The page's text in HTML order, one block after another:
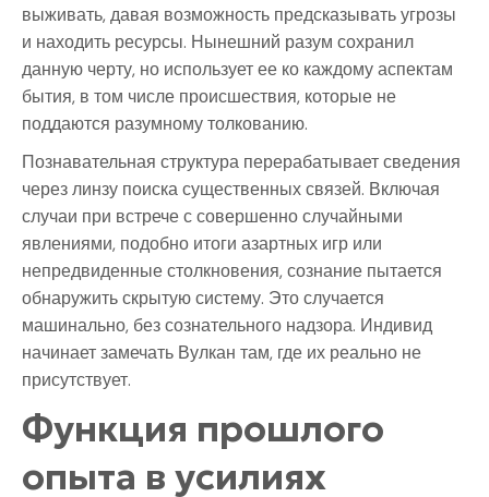
выживать, давая возможность предсказывать угрозы
и находить ресурсы. Нынешний разум сохранил
данную черту, но использует ее ко каждому аспектам
бытия, в том числе происшествия, которые не
поддаются разумному толкованию.
Познавательная структура перерабатывает сведения
через линзу поиска существенных связей. Включая
случаи при встрече с совершенно случайными
явлениями, подобно итоги азартных игр или
непредвиденные столкновения, сознание пытается
обнаружить скрытую систему. Это случается
машинально, без сознательного надзора. Индивид
начинает замечать Вулкан там, где их реально не
присутствует.
Функция прошлого
опыта в усилиях